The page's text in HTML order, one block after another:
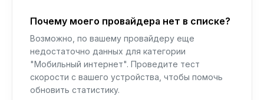
Почему моего провайдера нет в списке?
Возможно, по вашему провайдеру еще
недостаточно данных для категории
"Мобильный интернет". Проведите тест
скорости с вашего устройства, чтобы помочь
обновить статистику.